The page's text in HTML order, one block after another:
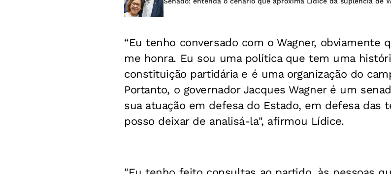
“Eu tenho conversado com o Wagner,
me honra. Eu sou uma política que tem uma
constituição partidária e é uma organização do
Portanto, o governador Jacques Wagner é um
sua atuação em defesa do Estado, em defesa das
posso deixar de analisá-la", afirmou Lídice.